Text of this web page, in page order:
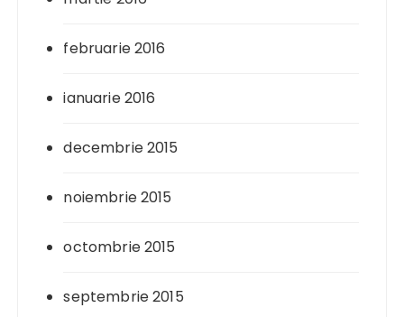
februarie 2016
ianuarie 2016
decembrie 2015
noiembrie 2015
octombrie 2015
septembrie 2015